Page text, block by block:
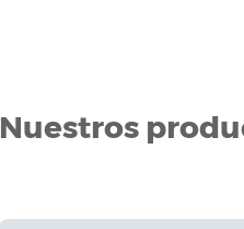
Nuestros